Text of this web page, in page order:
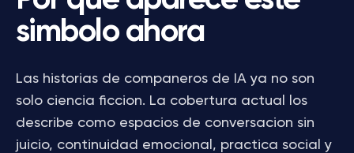
simbolo ahora
Las historias de companeros de IA ya no son
solo ciencia ficcion. La cobertura actual los
describe como espacios de conversacion sin
juicio, continuidad emocional, practica social y